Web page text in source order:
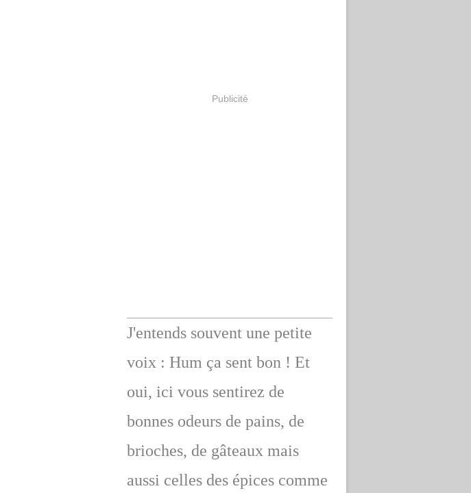
Publicité
J'entends souvent une petite
voix : Hum ça sent bon ! Et
oui, ici vous sentirez de
bonnes odeurs de pains, de
brioches, de gâteaux mais
aussi celles des épices comme